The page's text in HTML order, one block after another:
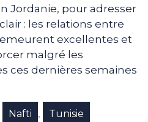
Jordanie, pour adresser
: les relations entre
excellentes et
malgré les
ces dernières semaines
Nafti , Tunisie